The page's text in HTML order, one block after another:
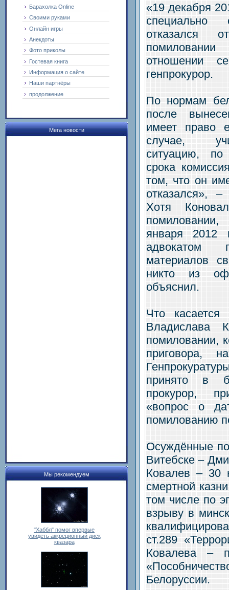
Барахолка Online
Своими руками
Онлайн игры
Анекдоты
Фото приколы
Гостевая книга
Информация о сайте
Наши партнёры
продолжение
Мега новости
Мы рекомендуем
"Хаббл" помог впервые
увидеть аккреционный диск
квазара
«19 декабря
специально
отказался
отношении
генпрокурор.
По нормам
после
имеет право
случае,
ситуацию, по
срока
том, что он
отказался»,
Хотя
января 2012
адвокатом
материалов
никто из
объяснил.
Что
Владислава
помиловании,
приговора,
принято в
прокурор,
«вопрос о
помилованию
Осуждённые
Витебске –
Ковалев – 30
смертной
том числе по
взрыву в
ст.289
Ковалева –
Белоруссии.